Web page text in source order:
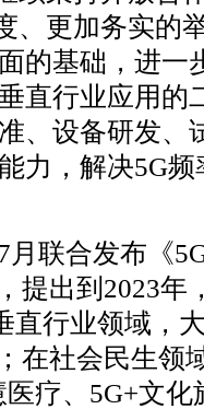
、更加务实的
的基础，进一
直行业应用的
、设备研发、
力，解决5G
联合发布《
提出到2023年
直行业领域，
在社会民生领
疗、5G+文